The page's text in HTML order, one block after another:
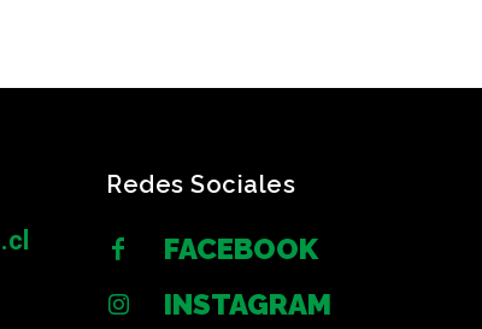
Redes Sociales
FACEBOOK
INSTAGRAM